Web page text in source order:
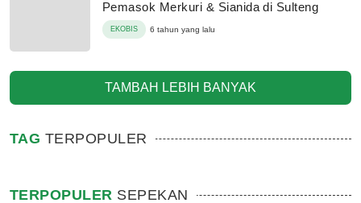
Pemasok Merkuri & Sianida di Sulteng
EKOBIS 6 tahun yang lalu
TAMBAH LEBIH BANYAK
TAG TERPOPULER
TERPOPULER SEPEKAN